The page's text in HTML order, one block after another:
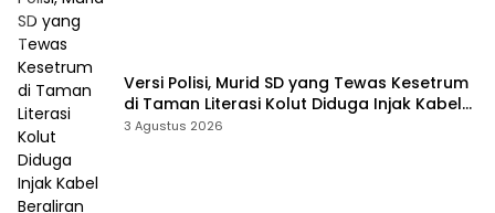
Versi Polisi, Murid SD yang Tewas Kesetrum
di Taman Literasi Kolut Diduga Injak Kabel
Beraliran Listrik
3 Agustus 2026